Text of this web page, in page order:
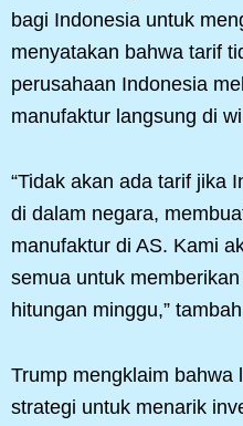
bagi Indonesia untuk
menyatakan bahwa tarif
perusahaan Indonesia
manufaktur langsung di
“Tidak akan ada tarif jika
di dalam negara,
manufaktur di AS. Kami
semua untuk
hitungan minggu,”
Trump mengklaim bahwa
strategi untuk menarik